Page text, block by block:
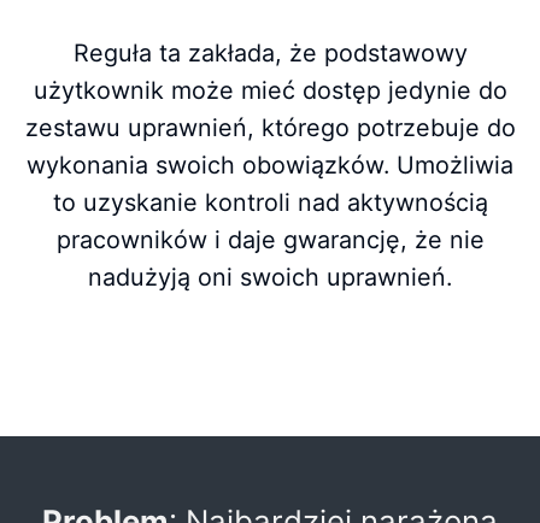
Reguła ta zakłada, że podstawowy
użytkownik może mieć dostęp jedynie do
zestawu uprawnień, którego potrzebuje do
wykonania swoich obowiązków. Umożliwia
to uzyskanie kontroli nad aktywnością
pracowników i daje gwarancję, że nie
nadużyją oni swoich uprawnień.